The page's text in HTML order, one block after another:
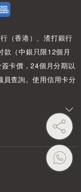
（香港）、渣打銀行
（中銀只限12個月
卡價，24個月分期以
員查詢。使用信用卡分